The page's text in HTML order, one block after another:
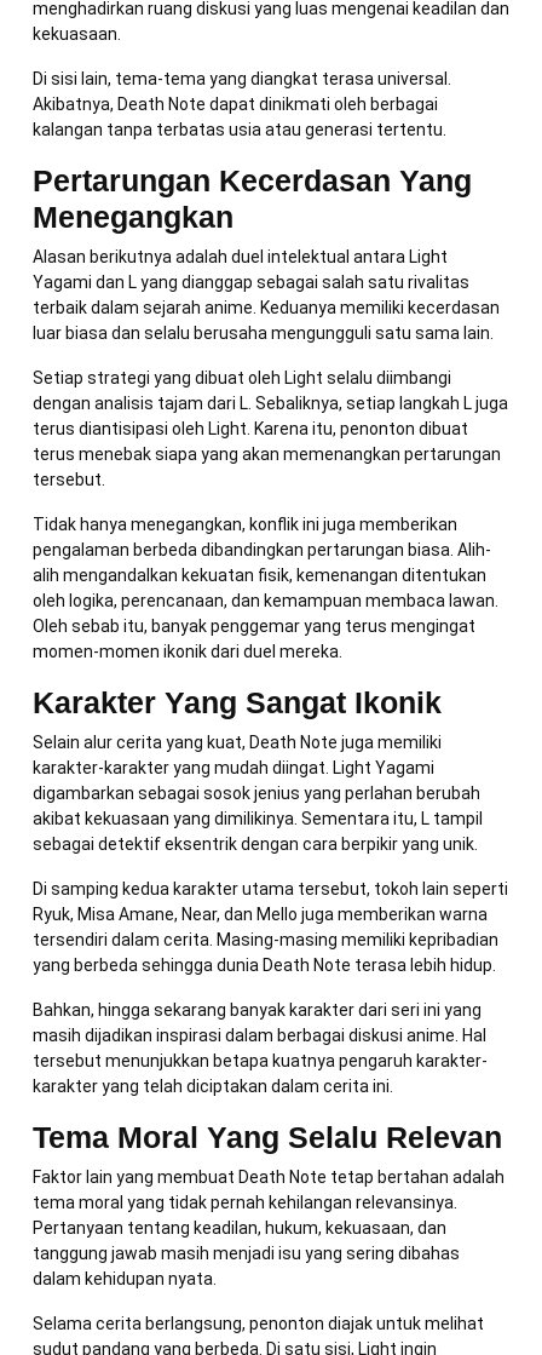
menghadirkan ruang diskusi yang luas mengenai keadilan dan
kekuasaan.
Di sisi lain, tema-tema yang diangkat terasa universal.
Akibatnya, Death Note dapat dinikmati oleh berbagai
kalangan tanpa terbatas usia atau generasi tertentu.
Pertarungan Kecerdasan Yang
Menegangkan
Alasan berikutnya adalah duel intelektual antara Light
Yagami dan L yang dianggap sebagai salah satu rivalitas
terbaik dalam sejarah anime. Keduanya memiliki kecerdasan
luar biasa dan selalu berusaha mengungguli satu sama lain.
Setiap strategi yang dibuat oleh Light selalu diimbangi
dengan analisis tajam dari L. Sebaliknya, setiap langkah L juga
terus diantisipasi oleh Light. Karena itu, penonton dibuat
terus menebak siapa yang akan memenangkan pertarungan
tersebut.
Tidak hanya menegangkan, konflik ini juga memberikan
pengalaman berbeda dibandingkan pertarungan biasa. Alih-
alih mengandalkan kekuatan fisik, kemenangan ditentukan
oleh logika, perencanaan, dan kemampuan membaca lawan.
Oleh sebab itu, banyak penggemar yang terus mengingat
momen-momen ikonik dari duel mereka.
Karakter Yang Sangat Ikonik
Selain alur cerita yang kuat, Death Note juga memiliki
karakter-karakter yang mudah diingat. Light Yagami
digambarkan sebagai sosok jenius yang perlahan berubah
akibat kekuasaan yang dimilikinya. Sementara itu, L tampil
sebagai detektif eksentrik dengan cara berpikir yang unik.
Di samping kedua karakter utama tersebut, tokoh lain seperti
Ryuk, Misa Amane, Near, dan Mello juga memberikan warna
tersendiri dalam cerita. Masing-masing memiliki kepribadian
yang berbeda sehingga dunia Death Note terasa lebih hidup.
Bahkan, hingga sekarang banyak karakter dari seri ini yang
masih dijadikan inspirasi dalam berbagai diskusi anime. Hal
tersebut menunjukkan betapa kuatnya pengaruh karakter-
karakter yang telah diciptakan dalam cerita ini.
Tema Moral Yang Selalu Relevan
Faktor lain yang membuat Death Note tetap bertahan adalah
tema moral yang tidak pernah kehilangan relevansinya.
Pertanyaan tentang keadilan, hukum, kekuasaan, dan
tanggung jawab masih menjadi isu yang sering dibahas
dalam kehidupan nyata.
Selama cerita berlangsung, penonton diajak untuk melihat
sudut pandang yang berbeda. Di satu sisi, Light ingin